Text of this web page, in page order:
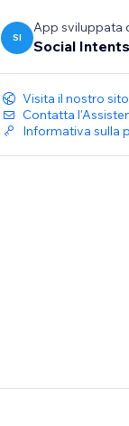
SI
App sviluppata
Social Intents
Visita il nostro
Contatta
Informativa sulla